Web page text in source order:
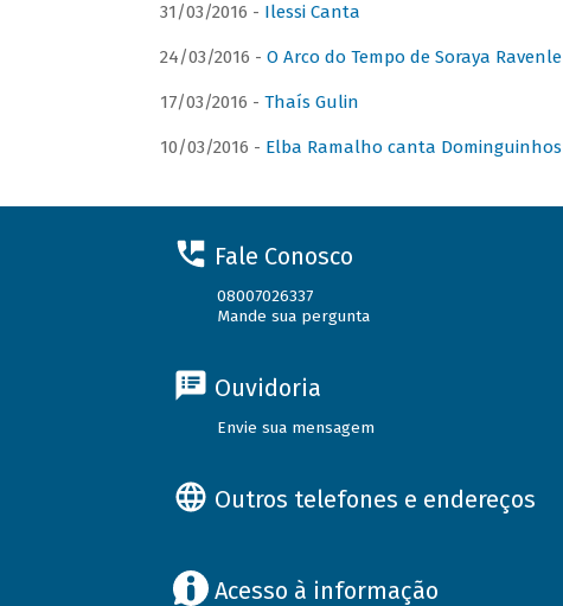
31/03/2016 - Ilessi Canta
24/03/2016 - O Arco do Tempo de Soraya Ravenle
17/03/2016 - Thaís Gulin
10/03/2016 - Elba Ramalho canta Dominguinhos
Fale Conosco
08007026337
Mande sua pergunta
Ouvidoria
Envie sua mensagem
Outros telefones e endereços
Acesso à informação